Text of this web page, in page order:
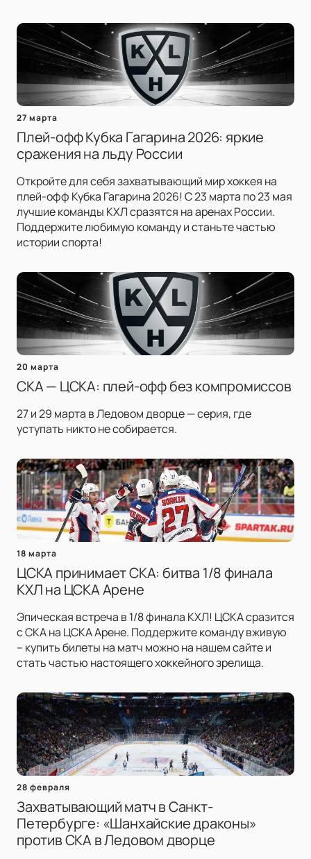
27 марта
Плей-офф Кубка Гагарина 2026: яркие
сражения на льду России
Откройте для себя захватывающий мир хоккея на
плей-офф Кубка Гагарина 2026! С 23 марта по 23 мая
лучшие команды КХЛ сразятся на аренах России.
Поддержите любимую команду и станьте частью
истории спорта!
20 марта
СКА — ЦСКА: плей-офф без компромиссов
27 и 29 марта в Ледовом дворце — серия, где
уступать никто не собирается.
18 марта
ЦСКА принимает СКА: битва 1/8 финала
КХЛ на ЦСКА Арене
Эпическая встреча в 1/8 финала КХЛ! ЦСКА сразится
с СКА на ЦСКА Арене. Поддержите команду вживую
– купить билеты на матч можно на нашем сайте и
стать частью настоящего хоккейного зрелища.
28 февраля
Захватывающий матч в Санкт-
Петербурге: «Шанхайские драконы»
против СКА в Ледовом дворце